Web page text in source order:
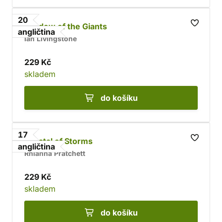
20
angličtina
Shadow of the Giants
Ian Livingstone
229 Kč
skladem
do košíku
17
angličtina
Crystal of Storms
Rhianna Pratchett
229 Kč
skladem
do košíku